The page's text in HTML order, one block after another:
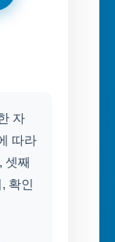
자
따라
셋째
확인